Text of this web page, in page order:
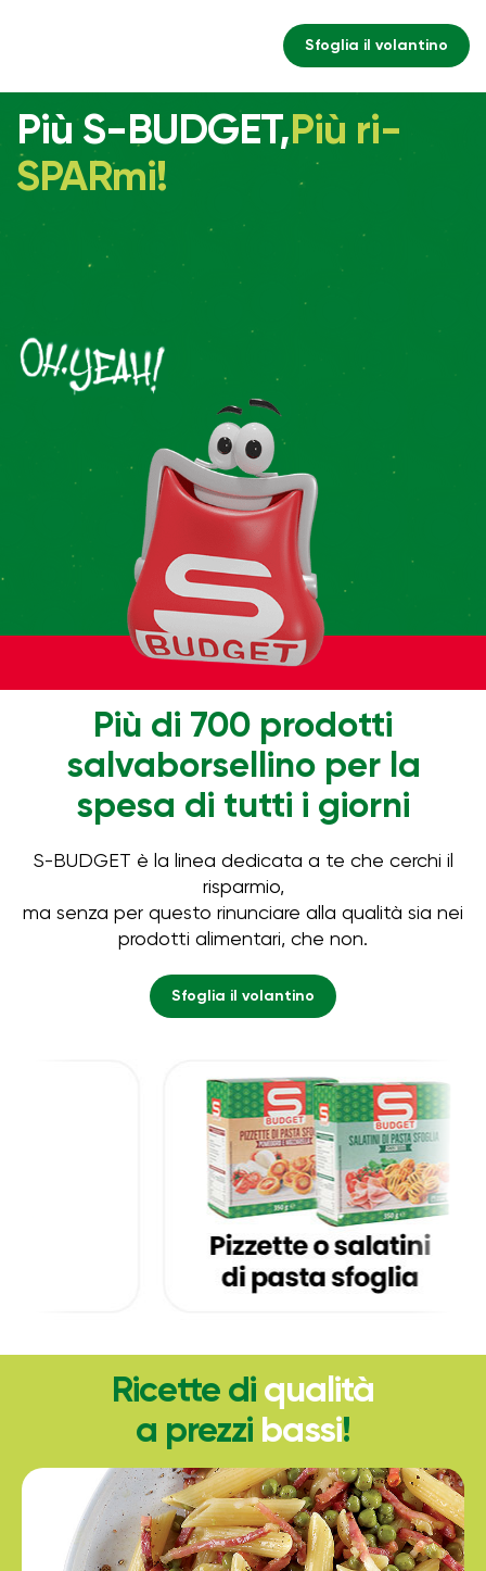
Sfoglia il volantino
Più S-BUDGET,Più ri-
SPARmi!
Più di 700 prodotti
salvaborsellino per la
spesa di tutti i giorni
S-BUDGET è la linea dedicata a te che cerchi il
risparmio,
ma senza per questo rinunciare alla qualità sia nei
prodotti alimentari, che non.
Sfoglia il volantino
Ricette di qualità
a prezzi bassi!